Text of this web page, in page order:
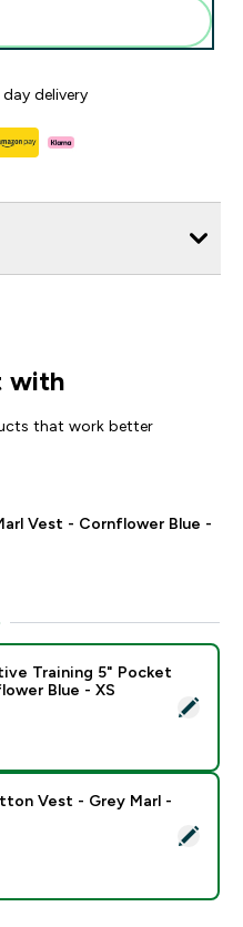
delivery
with
that work better
Vest - Cornflower Blue -
Men's Active Training 5"
Training 5" Pocket
Blue - XS
Men's Cotton Vest - Grey
Vest - Grey Marl -